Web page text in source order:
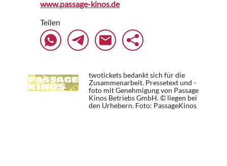
www.passage-kinos.de
Teilen
twotickets bedankt sich für die
Zusammenarbeit. Pressetext und -
foto mit Genehmigung von Passage
Kinos Betriebs GmbH. © liegen bei
den Urhebern. Foto: PassageKinos